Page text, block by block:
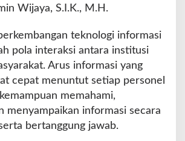
Wijaya, S.I.K., M.H.
teknologi informasi
pola interaksi antara institusi
Arus informasi yang
cepat menuntut setiap personel
memahami,
menyampaikan informasi secara
bertanggung jawab.